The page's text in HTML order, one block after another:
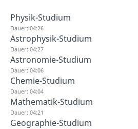
Physik-Studium
Dauer: 04:26
Astrophysik-Studium
Dauer: 04:27
Astronomie-Studium
Dauer: 04:06
Chemie-Studium
Dauer: 04:04
Mathematik-Studium
Dauer: 04:21
Geographie-Studium